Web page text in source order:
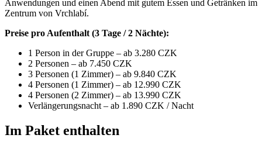
Anwendungen und einen Abend mit gutem Essen und Getränken im
Zentrum von Vrchlabí.
Preise pro Aufenthalt (3 Tage / 2 Nächte):
1 Person in der Gruppe – ab 3.280 CZK
2 Personen – ab 7.450 CZK
3 Personen (1 Zimmer) – ab 9.840 CZK
4 Personen (1 Zimmer) – ab 12.990 CZK
4 Personen (2 Zimmer) – ab 13.990 CZK
Verlängerungsnacht – ab 1.890 CZK / Nacht
Im Paket enthalten